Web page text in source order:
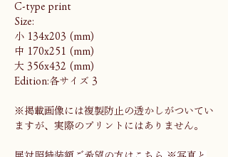
C-type print
Size:
小 134x203 (mm)
中 170x251 (mm)
大 356x432 (mm)
Edition:各サイズ 3
※掲載画像には複製防止の透かしがついてい
ますが、実際のプリントにはありません。